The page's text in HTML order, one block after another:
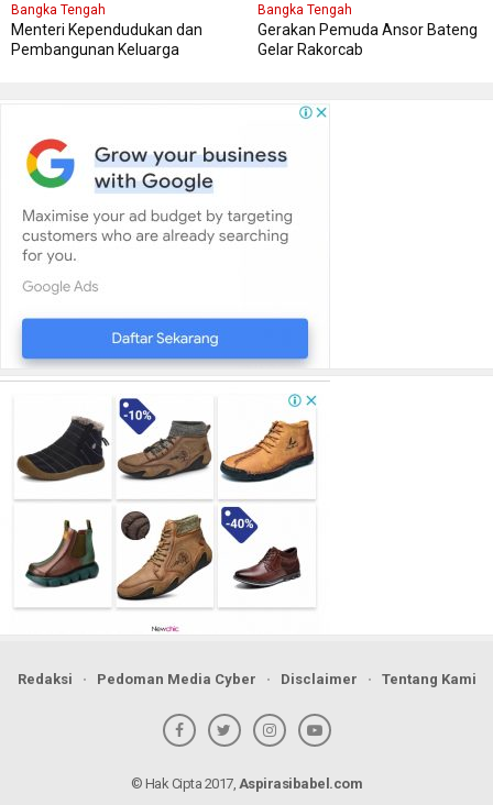
Bangka Tengah
Menteri Kependudukan dan
Pembangunan Keluarga
Bangka Tengah
Gerakan Pemuda Ansor Bateng
Gelar Rakorcab
Redaksi Pedoman Media Cyber Disclaimer Tentang Kami
© Hak Cipta 2017, Aspirasibabel.com